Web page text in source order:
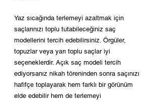
Yaz sıcağında terlemeyi azaltmak için
saçlarınızı toplu tutabileceğiniz saç
modellerini tercih edebilirsiniz. Örgüler,
topuzlar veya yarı toplu saçlar iyi
seçeneklerdir. Açık saç modeli tercih
ediyorsanız nikah töreninden sonra saçınızı
hafifçe toplayarak hem farklı bir görünüm
elde edebilir hem de terlemeyi